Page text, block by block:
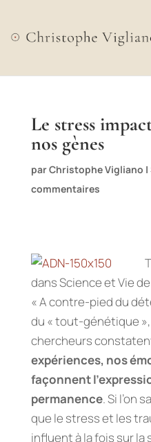
Le stress
nos gènes
parChristophe Vigliano |
commentaires
dans Science et Vie
« A contre-pied du
du « tout-génétique
chercheurs
expériences, nos
façonnent
permanence. Si l’on
que le stress et les
influent à la fois sur la